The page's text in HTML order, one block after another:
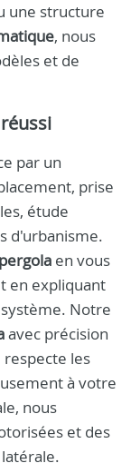
une structure
, nous
et de
par un
prise
étude
d'urbanisme.
en vous
en expliquant
Notre
avec précision
respecte les
à votre
nous
et des